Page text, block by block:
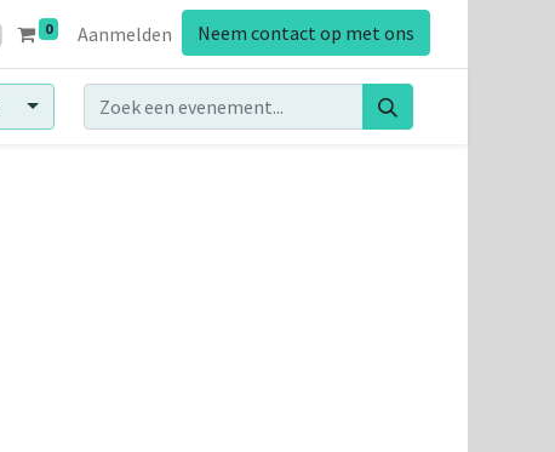
0 Aanmelden Neem contact op met ons